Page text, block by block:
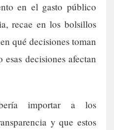
en el gasto público
recae en los bolsillos
qué decisiones toman
decisiones afectan
importar a los
y que estos